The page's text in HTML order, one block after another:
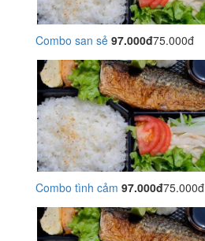
Combo san sẻ 97.000đ75.000đ
Combo tình cảm 97.000đ75.000đ